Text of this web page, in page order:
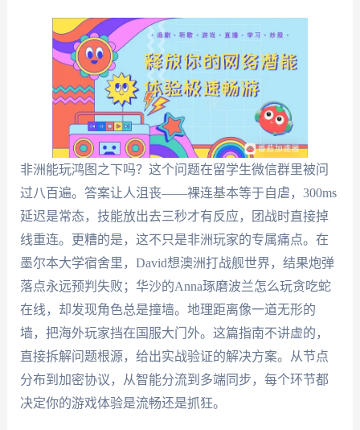
非洲能玩鸿图之下吗？这个问题在留学生微信群里被问
过八百遍。答案让人沮丧——裸连基本等于自虐，300ms
延迟是常态，技能放出去三秒才有反应，团战时直接掉
线重连。更糟的是，这不只是非洲玩家的专属痛点。在
墨尔本大学宿舍里，David想澳洲打战舰世界，结果炮弹
落点永远预判失败；华沙的Anna琢磨波兰怎么玩贪吃蛇
在线，却发现角色总是撞墙。地理距离像一道无形的
墙，把海外玩家挡在国服大门外。这篇指南不讲虚的，
直接拆解问题根源，给出实战验证的解决方案。从节点
分布到加密协议，从智能分流到多端同步，每个环节都
决定你的游戏体验是流畅还是抓狂。